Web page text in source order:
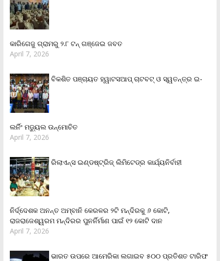
କାରିଗେଜୁ ଗ୍ରାମରୁ ୨.୮ ଟନ୍ ଗଞ୍ଜେଇ ଜବତ
April 7, 2026
ବିକଶିତ ପଞ୍ଚାୟତ ହ୍ୱାଟସଆପ୍ ଚାଟବଟ୍ ଓ ସ୍ୱତନ୍ତ୍ର ଇ-
ଲର୍ନିଂ ମଡ୍ୟୁଲ ଉନ୍ମୋଚିତ
April 7, 2026
ରିଲାଏନ୍‌ସ ଇଣ୍ଡଷ୍ଟ୍ରିଜ୍ ଲିମିଟେଡ୍‌ର କାର୍ଯ୍ୟନିର୍ବାହୀ
ନିର୍ଦ୍ଦେଶକ ଅନନ୍ତ ଅମ୍ବାନି କେରଳର ୨ଟି ମନ୍ଦିରକୁ ୬ କୋଟି,
ରାଜରାଜେଶ୍ୱରମ ମନ୍ଦିରର ପୁନର୍ନିର୍ମାଣ ପାଇଁ ୧୨ କୋଟି ଦାନ
April 7, 2026
ଭାରତ ଉପରେ ଆମେରିକା ଲଗାଇବ ୫୦୦ ପ୍ରତିଶତ ଟାରିଫ